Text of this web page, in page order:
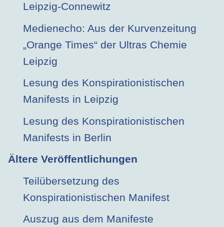
Leipzig-Connewitz
Medienecho: Aus der Kurvenzeitung
„Orange Times“ der Ultras Chemie
Leipzig
Lesung des Konspirationistischen
Manifests in Leipzig
Lesung des Konspirationistischen
Manifests in Berlin
Ältere Veröffentlichungen
Teilübersetzung des
Konspirationistischen Manifest
Auszug aus dem Manifeste